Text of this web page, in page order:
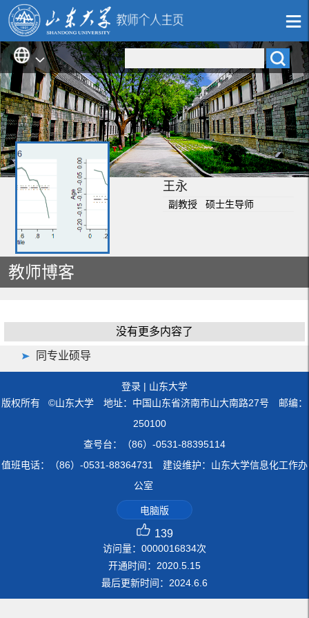
王永
副教授 硕士生导师
教师博客
没有更多内容了
同专业硕导
登录 | 山东大学
版权所有 ©山东大学 地址：中国山东省济南市山大南路27号 邮编：
250100
查号台：（86）-0531-88395114
值班电话：（86）-0531-88364731 建设维护：山东大学信息化工作办
公室
电脑版
139
访问量： 0000016834次
开通时间： 2020 5 15
最后更新时间： 2024 6 6